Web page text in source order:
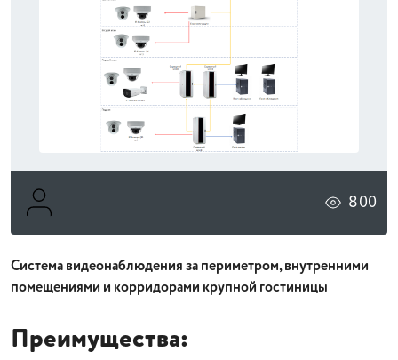
800
Система видеонаблюдения за периметром, внутренними
помещениями и корридорами крупной гостиницы
Преимущества: